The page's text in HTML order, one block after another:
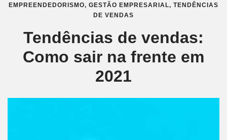
EMPREENDEDORISMO, GESTÃO EMPRESARIAL, TENDÊNCIAS
DE VENDAS
Tendências de vendas:
Como sair na frente em
2021